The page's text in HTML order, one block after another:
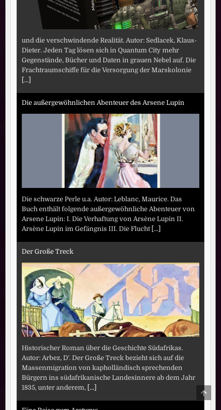
und die verschwindende Realität. Autor: Sedlacek, Klaus-
Dieter. Jeden Tag lösen sich in Quantum City mehr
Gegenstände, Bücher und Daten in grauen Nebel auf. Die
Frachtraumschiffe für die Versorgung der Marskolonie
[...]
Die außergewöhnlichen Abenteuer des Arsene Lupin
Die schwarze Perle u.a. Autor: Leblanc, Maurice. Das
Buch enthält folgende außergewöhnliche Abenteuer von
Arsene Lupin: I. Die Verhaftung von Arsène Lupin II.
Arsène Lupin im Gefängnis III. Die Flucht [...]
Der Große Treck
Historischer Roman über die Geschichte Südafrikas.
Autor: Arbez, D'. Der Große Treck bezieht sich auf die
Massenmigration von kapholländisch sprechenden
Bürgern ins südafrikanische Landesinnere ab dem Jahr
1835, unter anderem, [...]
TO